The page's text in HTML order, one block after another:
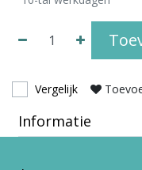
Vergelijk
Informatie